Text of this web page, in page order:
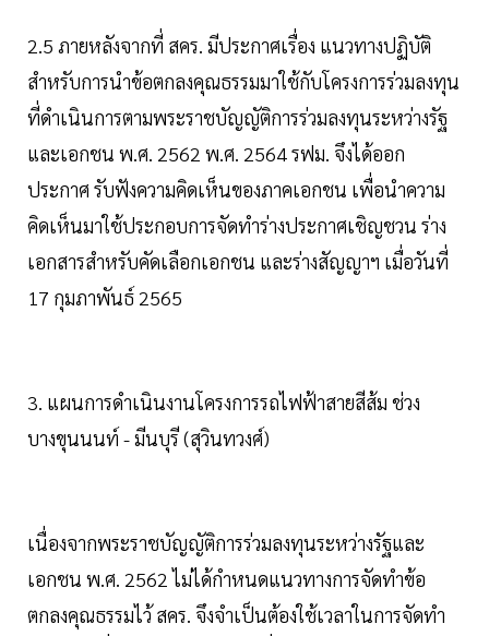
2.5 ภายหลังจากที่ สคร. มีประกาศเรื่อง แนวทางปฏิบัติ
สำหรับการนำข้อตกลงคุณธรรมมาใช้กับโครงการร่วมลงทุน
ที่ดำเนินการตามพระราชบัญญัติการร่วมลงทุนระหว่างรัฐ
และเอกชน พ.ศ. 2562 พ.ศ. 2564 รฟม. จึงได้ออก
ประกาศ รับฟังความคิดเห็นของภาคเอกชน เพื่อนำความ
คิดเห็นมาใช้ประกอบการจัดทำร่างประกาศเชิญชวน ร่าง
เอกสารสำหรับคัดเลือกเอกชน และร่างสัญญาฯ เมื่อวันที่
17 กุมภาพันธ์ 2565
3. แผนการดำเนินงานโครงการรถไฟฟ้าสายสีส้ม ช่วง
บางขุนนนท์ - มีนบุรี (สุวินทวงศ์)
เนื่องจากพระราชบัญญัติการร่วมลงทุนระหว่างรัฐและ
เอกชน พ.ศ. 2562 ไม่ได้กำหนดแนวทางการจัดทำข้อ
ตกลงคุณธรรมไว้ สคร. จึงจำเป็นต้องใช้เวลาในการจัดทำ